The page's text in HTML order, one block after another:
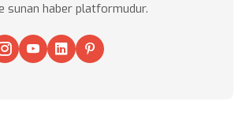
sunan haber platformudur.